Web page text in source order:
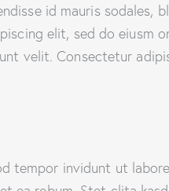
id mauris sodales,
elit, sed do eiusm
velit. Consectetur
tempor invidunt ut